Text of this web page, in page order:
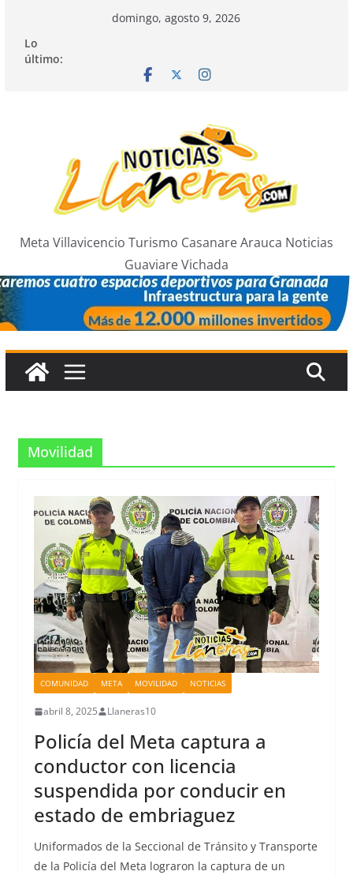
contenido
domingo, agosto 9, 2026
Lo
último:
Meta Villavicencio Turismo Casanare Arauca Noticias
Guaviare Vichada
Movilidad
COMUNIDAD META MOVILIDAD NOTICIAS
abril 8, 2025 Llaneras10
Policía del Meta captura a
conductor con licencia
suspendida por conducir en
estado de embriaguez
Uniformados de la Seccional de Tránsito y Transporte
de la Policía del Meta lograron la captura de un